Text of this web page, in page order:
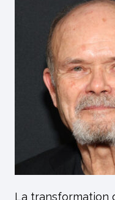
La transformation